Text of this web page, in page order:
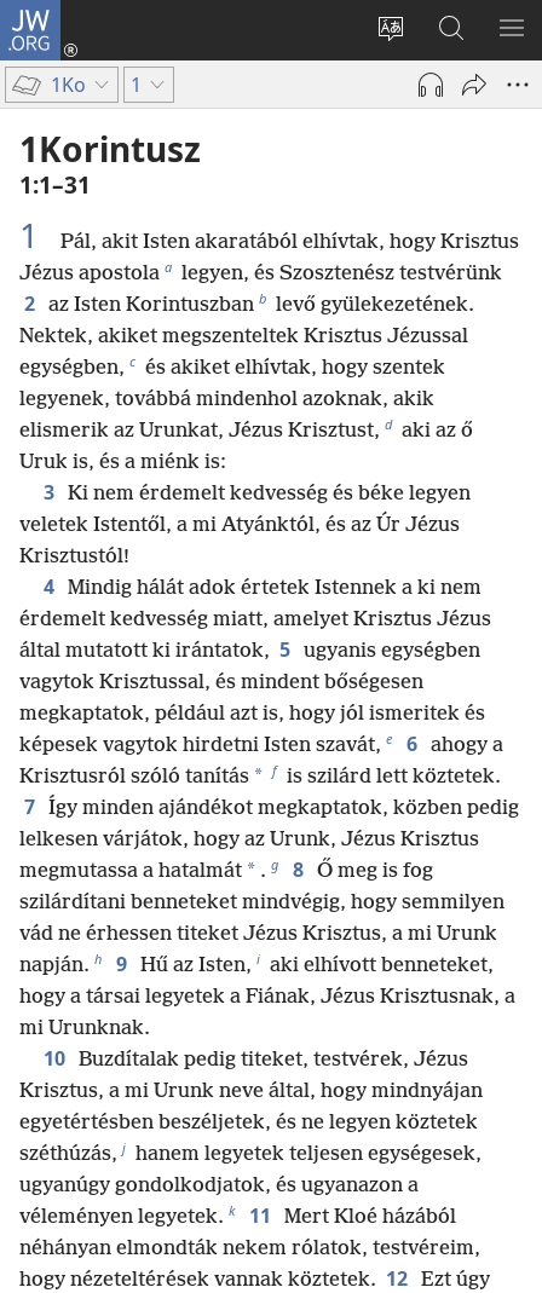
JW.ORG
Oldal
nyelvének
megváltoztatása
Bejelentkezés
(opens
window)
Keresés
a jw.org
honlapon
1Ko 1
1Korintusz
1:1–31
1
Pál, akit Isten akaratából elhívtak, hogy Krisztus
Jézus apostola a legyen, és Szosztenész testvérünk
2 az Isten Korintuszban b levő gyülekezetének.
Nektek, akiket megszenteltek Krisztus Jézussal
egységben, c és akiket elhívtak, hogy szentek
legyenek, továbbá mindenhol azoknak, akik
elismerik az Urunkat, Jézus Krisztust, d aki az ő
Uruk is, és a miénk is:
3 Ki nem érdemelt kedvesség és béke legyen
veletek Istentől, a mi Atyánktól, és az Úr Jézus
Krisztustól!
4 Mindig hálát adok értetek Istennek a ki nem
érdemelt kedvesség miatt, amelyet Krisztus Jézus
által mutatott ki irántatok, 5 ugyanis egységben
vagytok Krisztussal, és mindent bőségesen
megkaptatok, például azt is, hogy jól ismeritek és
képesek vagytok hirdetni Isten szavát, e 6 ahogy a
Krisztusról szóló tanítás * f is szilárd lett köztetek.
7 Így minden ajándékot megkaptatok, közben pedig
lelkesen várjátok, hogy az Urunk, Jézus Krisztus
megmutassa a hatalmát * . g 8 Ő meg is fog
szilárdítani benneteket mindvégig, hogy semmilyen
vád ne érhessen titeket Jézus Krisztus, a mi Urunk
napján. h 9 Hű az Isten, i aki elhívott benneteket,
hogy a társai legyetek a Fiának, Jézus Krisztusnak, a
mi Urunknak.
10 Buzdítalak pedig titeket, testvérek, Jézus
Krisztus, a mi Urunk neve által, hogy mindnyájan
egyetértésben beszéljetek, és ne legyen köztetek
széthúzás, j hanem legyetek teljesen egységesek,
ugyanúgy gondolkodjatok, és ugyanazon a
véleményen legyetek. k 11
Mert Kloé házából
néhányan elmondták nekem rólatok, testvéreim,
hogy nézeteltérések vannak köztetek. 12 Ezt úgy